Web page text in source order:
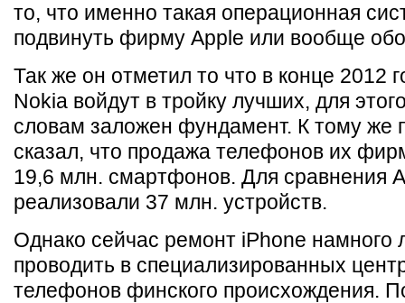
то, что именно такая операционная
подвинуть фирму Apple или вообще
Так же он отметил то что в конце 2012
Nokia войдут в тройку лучших, для
словам заложен фундамент. К тому же
сказал, что продажа телефонов их
19,6 млн. смартфонов. Для сравнения
реализовали 37 млн. устройств.
Однако сейчас ремонт iPhone намного
проводить в специализированных
телефонов финского происхождения.